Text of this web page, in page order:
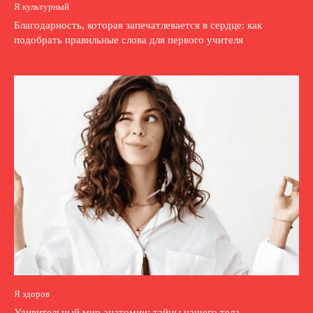
Я культурный
Благодарность, которая запечатлевается в сердце: как
подобрать правильные слова для первого учителя
Я здоров